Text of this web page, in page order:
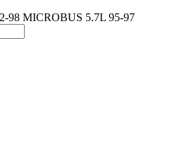
98 MICROBUS 5.7L 95-97